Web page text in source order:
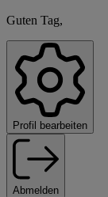
Guten Tag,
Profil bearbeiten
Abmelden